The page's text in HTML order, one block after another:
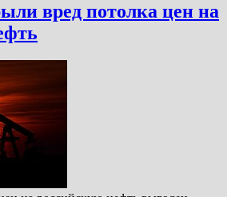
вред потолка цен на